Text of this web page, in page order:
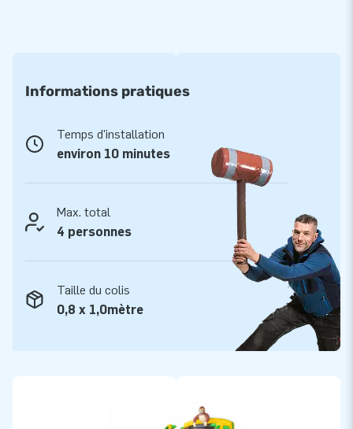
Informations pratiques
Temps d'installation
environ 10 minutes
Max. total
4 personnes
Taille du colis
0,8 x 1,0mètre